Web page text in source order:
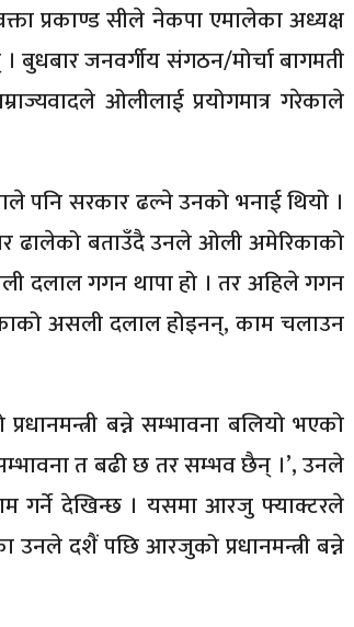
प्रकाण्ड सीले नेकपा एमालेका अध्यक्ष
जनवर्गीय संगठन/मोर्चा बागमती
ओलीलाई प्रयोगमात्र गरेकाले
पनि सरकार ढल्ने उनको भनाई थियो ।
ढालेको बताउँदै उनले ओली अमेरिकाको
दलाल गगन थापा हो । तर अहिले गगन
असली दलाल होइनन्, काम चलाउन
बन्ने सम्भावना बलियो भएको
त बढी छ तर सम्भव छैन् ।’, उनले
गर्ने देखिन्छ । यसमा आरजु फ्याक्टरले
उनले दशैं पछि आरजुको प्रधानमन्त्री बन्ने